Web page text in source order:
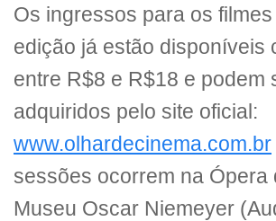
Os ingressos para os filmes
edição já estão disponíveis
entre R$8 e R$18 e podem
adquiridos pelo site oficial:
www.olhardecinema.com.br
sessões ocorrem na Ópera
Museu Oscar Niemeyer